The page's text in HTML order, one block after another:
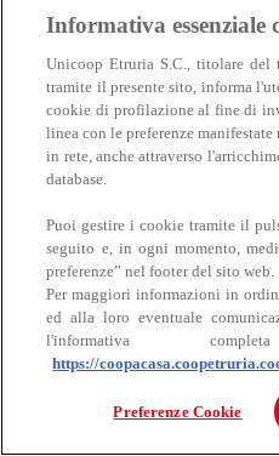
Carne
Bovino
Informativa essenziale
Unicoop Etruria S.C., titolare del
tramite il presente sito, informa
cookie di profilazione al fine di
linea con le preferenze
in rete, anche attraverso
database.
Puoi gestire i cookie tramite il
seguito e, in ogni momento,
preferenze” nel footer del sito web.
Per maggiori informazioni in
ed alla loro eventuale
l'informativa
https://
Preferenze Cookie